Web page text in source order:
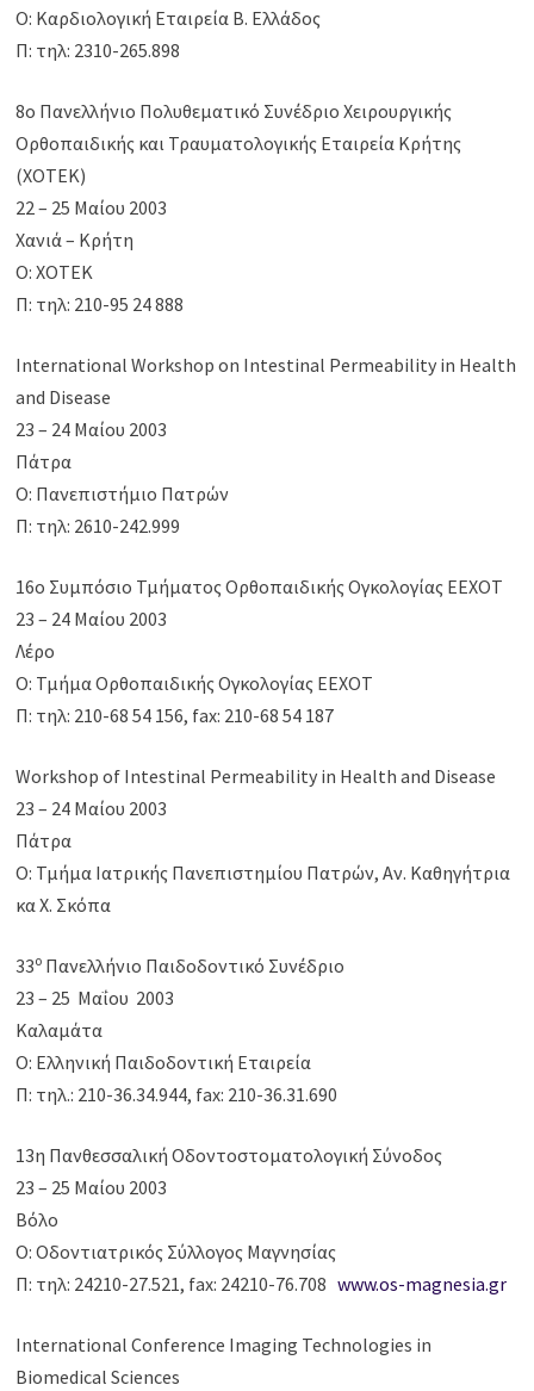
Ο: Καρδιολογική Εταιρεία Β. Ελλάδος
Π: τηλ: 2310-265.898
8o Πανελλήνιο Πολυθεματικό Συνέδριο Χειρουργικής
Ορθοπαιδικής και Τραυματολογικής Εταιρεία Κρήτης
(ΧΟΤΕΚ)
22 – 25 Μαίου 2003
Χανιά – Κρήτη
Ο: ΧΟΤΕΚ
Π: τηλ: 210-95 24 888
International Workshop on Intestinal Permeability in Health
and Disease
23 – 24 Μαίου 2003
Πάτρα
Ο: Πανεπιστήμιο Πατρών
Π: τηλ: 2610-242.999
16ο Συμπόσιο Τμήματος Ορθοπαιδικής Ογκολογίας ΕΕΧΟΤ
23 – 24 Μαίου 2003
Λέρο
Ο: Τμήμα Ορθοπαιδικής Ογκολογίας ΕΕΧΟΤ
Π: τηλ: 210-68 54 156, fax: 210-68 54 187
Workshop of Intestinal Permeability in Health and Disease
23 – 24 Μαίου 2003
Πάτρα
Ο: Τμήμα Ιατρικής Πανεπιστημίου Πατρών, Αν. Καθηγήτρια
κα Χ. Σκόπα
33ο Πανελλήνιο Παιδοδοντικό Συνέδριο
23 – 25 Μαΐου 2003
Καλαμάτα
Ο: Ελληνική Παιδοδοντική Εταιρεία
Π: τηλ.: 210-36.34.944, fax: 210-36.31.690
13η Πανθεσσαλική Οδοντοστοματολογική Σύνοδος
23 – 25 Μαίου 2003
Βόλο
Ο: Οδοντιατρικός Σύλλογος Μαγνησίας
Π: τηλ: 24210-27.521, fax: 24210-76.708www.os-magnesia.gr
International Conference Imaging Technologies in
Biomedical Sciences